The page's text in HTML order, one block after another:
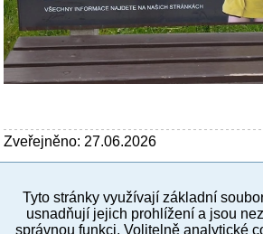
Zveřejněno: 27.06.2026
Tyto stránky využívají základní
usnadňují jejich prohlížení a jsou
správnou funkci. Volitelně analytické